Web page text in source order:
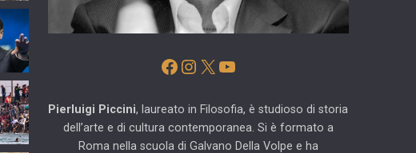
Facebook
Instagram
X YouTube
Pierluigi Piccini, laureato in Filosofia, è studioso di storia
dell’arte e di cultura contemporanea. Si è formato a
Roma nella scuola di Galvano Della Volpe e ha